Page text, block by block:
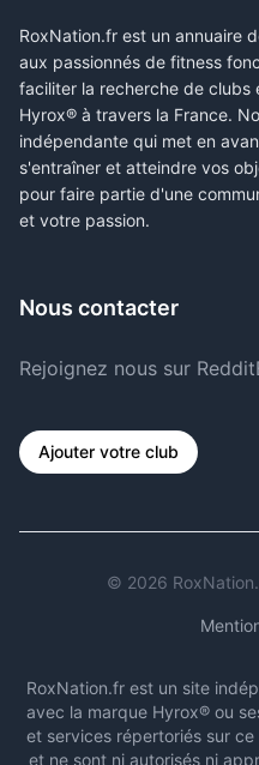
RoxNation.fr est un annuaire
aux passionnés de fitness
faciliter la recherche de clubs
Hyrox® à travers la France.
indépendante qui met en
s'entraîner et atteindre vos
pour faire partie d'une
et votre passion.
Nous contacter
Rejoignez nous sur Reddit
Ajouter votre club
© 2026
RoxNation.fr est un site
avec la marque Hyrox® ou
et services répertoriés sur
et ne sont ni autorisés ni